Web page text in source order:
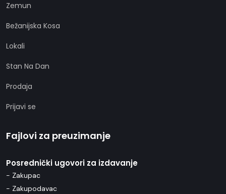
Zemun
Bežanijska Kosa
Lokali
Stan Na Dan
Prodaja
Prijavi se
Fajlovi za preuzimanje
Posrednički ugovori za izdavanje
- Zakupac
- Zakupodavac